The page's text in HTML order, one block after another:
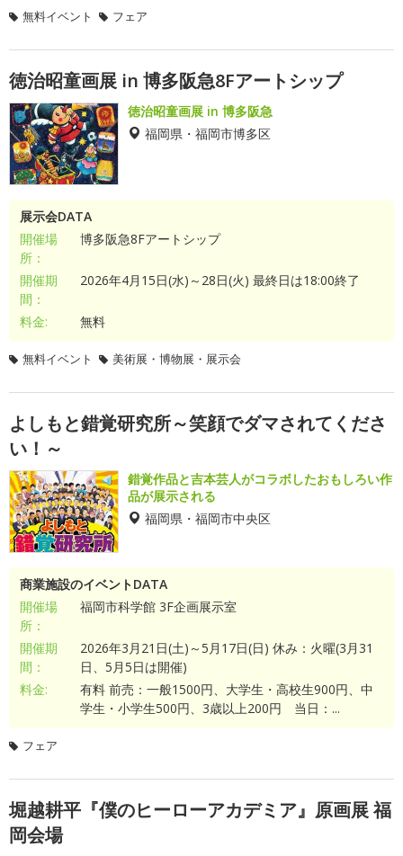
無料イベント フェア
徳治昭童画展 in 博多阪急8Fアートシップ
徳治昭童画展 in 博多阪急
福岡県・福岡市博多区
展示会DATA
開催場
所：
博多阪急8Fアートシップ
開催期
間：
2026年4月15日(水)～28日(火) 最終日は18:00終了
料金: 無料
無料イベント 美術展・博物展・展示会
よしもと錯覚研究所～笑顔でダマされてくださ
い！～
錯覚作品と吉本芸人がコラボしたおもしろい作
品が展示される
福岡県・福岡市中央区
商業施設のイベントDATA
開催場
所：
福岡市科学館 3F企画展示室
開催期
間：
2026年3月21日(土)～5月17日(日) 休み：火曜(3月31
日、5月5日は開催)
料金:
有料 前売：一般1500円、大学生・高校生900円、中
学生・小学生500円、3歳以上200円 当日：...
フェア
堀越耕平『僕のヒーローアカデミア』原画展 福
岡会場